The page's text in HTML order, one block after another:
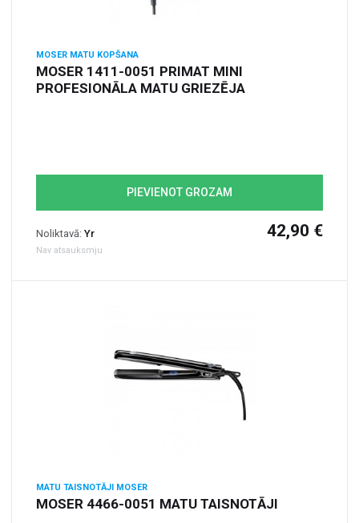
MOSER MATU KOPŠANA
MOSER 1411-0051 PRIMAT MINI
PROFESIONĀLA MATU GRIEZĒJA
PIEVIENOT GROZAM
Noliktavā: Yr
Nav atsauksmju
42,90 €
MATU TAISNOTĀJI MOSER
MOSER 4466-0051 MATU TAISNOTĀJI